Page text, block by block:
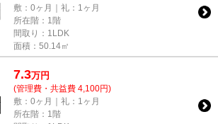
敷：0ヶ月｜礼：1ヶ月
所在階：1階
間取り：1LDK
面積：50.14㎡
7.3万円
(管理費・共益費 4,100円)
敷：0ヶ月｜礼：1ヶ月
所在階：1階